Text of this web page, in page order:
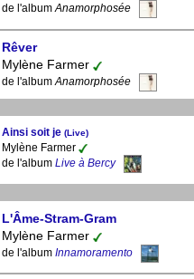
de l'albumAnamorphosée
Rêver
Mylène Farmer
de l'albumAnamorphosée
Ainsi soit je (Live)
Mylène Farmer
de l'album Live à Bercy
L'Âme-Stram-Gram
Mylène Farmer
de l'album Innamoramento